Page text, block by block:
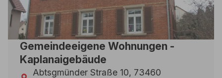
Gemeindeeigene Wohnungen -
Kaplanaigebäude
Abtsgmünder Straße 10, 73460